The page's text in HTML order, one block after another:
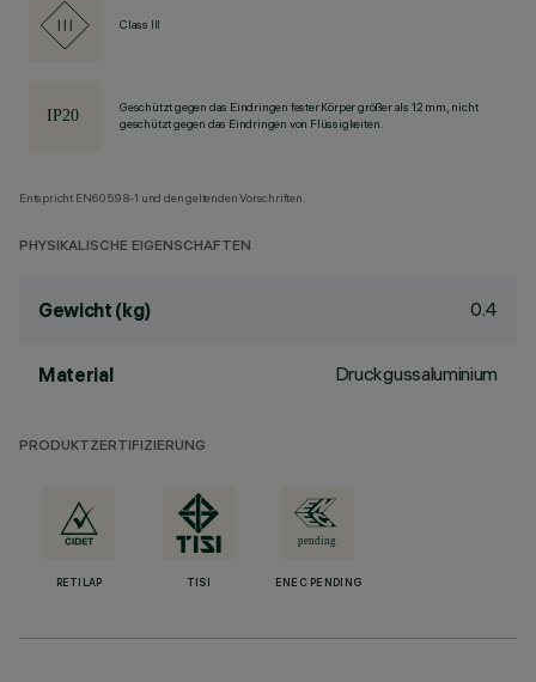
Class III
Geschützt gegen das Eindringen fester Körper größer als 12 mm, nicht
geschützt gegen das Eindringen von Flüssigkeiten.
Entspricht EN60598-1 und den geltenden Vorschriften.
PHYSIKALISCHE EIGENSCHAFTEN
Gewicht (kg) 0.4
Material Druckgussaluminium
PRODUKTZERTIFIZIERUNG
RETILAP TISI ENEC PENDING